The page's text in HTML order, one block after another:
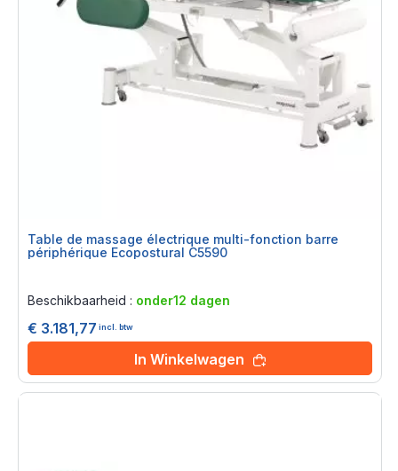
Table de massage électrique multi-fonction barre
périphérique Ecopostural C5590
Beschikbaarheid : onder12 dagen
€ 3.181,77 incl. btw
In Winkelwagen